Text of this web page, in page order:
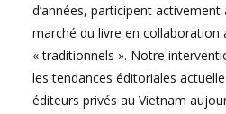
d’années, participent
marché du livre en collaboration
« traditionnels ». Notre
les tendances éditoriales
éditeurs privés au Vietnam